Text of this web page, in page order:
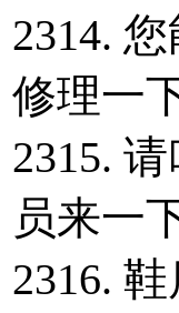
2314.
修理一
2315.
员来一
2316.